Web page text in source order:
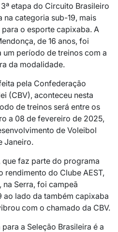
etapa do Circuito Brasileiro
na categoria sub-19, mais
o esporte capixaba. A
de 16 anos, foi
período de treinos com a
da modalidade.
pela Confederação
(CBV), aconteceu nesta
de treinos será entre os
a 08 de fevereiro de 2025,
de Voleibol
Janeiro.
que faz parte do programa
rendimento do Clube AEST,
na Serra, foi campeã
ao lado da também capixaba
com o chamado da CBV.
a Seleção Brasileira é a